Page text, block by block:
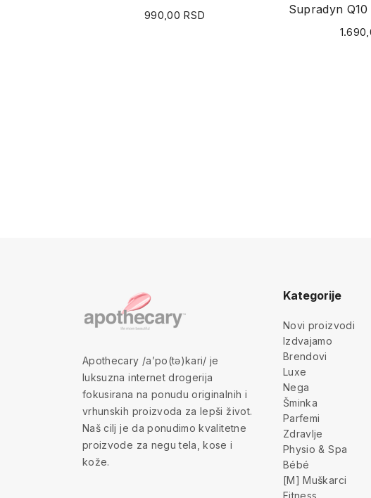
990,00 RSD
Apothecary /a’po(tə)kari/ je
luksuzna internet drogerija
fokusirana na ponudu originalnih i
vrhunskih proizvoda za lepši život.
Naš cilj je da ponudimo kvalitetne
proizvode za negu tela, kose i
kože.
Kategorije
Novi proizvodi
Izdvajamo
Brendovi
Luxe
Nega
Šminka
Parfemi
Zdravlje
Physio & Spa
Bébé
[M] Muškarci
Fitness